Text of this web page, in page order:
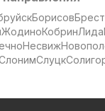
БорисовБрест
ЖодиноКобринЛида
Несвиж
Слуцк